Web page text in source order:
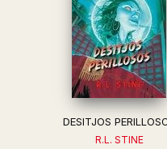
DESITJOS
R.L. STINE